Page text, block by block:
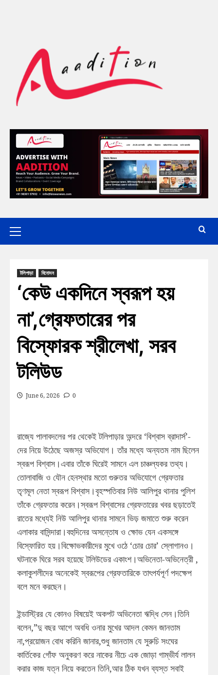
টলিপাড়া বিনোদন
‘কেউ একদিনে স্বরূপ হয়
না’,গ্রেফতারের পর
বিস্ফোরক শ্রীলেখা, সরব
টলিউড
June 6, 2026 0
রাজ্যে পালাবদলের পর থেকেই টলিপাড়ার অন্দরে ‘বিশ্বাস ব্রাদার্স’-
দের নিয়ে উঠেছে অজস্র অভিযোগ। তাঁর মধ্যে অন্যতম নাম ছিলেন
স্বরূপ বিশ্বাস।এবার তাঁকে ঘিরেই সামনে এল চাঞ্চল্যকর তথ্য।
তোলাবাজি ও যৌন হেনস্থার মতো গুরুতর অভিযোগে গ্রেফতার
তৃণমূল নেতা স্বরূপ বিশ্বাস।বৃহস্পতিবার নিউ আলিপুর থানার পুলিশ
তাঁকে গ্রেফতার করেন।স্বরূপ বিশ্বাসের গ্রেফতারের খবর ছড়াতেই
রাতের মধ্যেই নিউ আলিপুর থানার সামনে ভিড় জমাতে শুরু করেন
এলাকার বাসিন্দারা।বহুদিনের অসন্তোষ ও ক্ষোভ যেন একসঙ্গে
বিস্ফোরিত হয়।বিক্ষোভকারীদের মুখে ওঠে ‘চোর চোর’ স্লোগানও।
ঘটনাকে ঘিরে সরব হয়েছে টলিউডের একাংশ।অভিনেতা-অভিনেত্রী ,
কলাকুশলীদের অনেকেই স্বরূপের গ্রেফতারিকে তাৎপর্যপূর্ণ পদক্ষেপ
বলে মনে করছেন।
ইন্ডাস্ট্রির যে কোনও বিষয়েই অকপট অভিনেতা ঋদ্ধি সেন।তিনি
বলেন,”দু বছর আগে অবধি ওনার মুখের আদল কেমন জানতাম
না,প্রয়োজন বোধ করিনি জানার,শুধু জানতাম যে সুরুচি সংঘের
কার্তিকের গোঁফ অনুকরণ করে নাকের নীচে এক জোড়া গাম্ভীর্য লালন
করার কাজ যত্ন নিয়ে করতেন তিনি,আর ঠিক যখন ব্যস্ত সবাই